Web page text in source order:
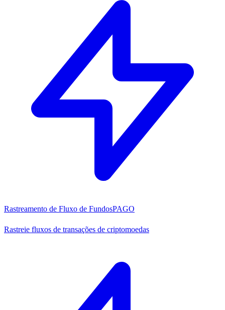
Rastreamento de Fluxo de FundosPAGO
Rastreie fluxos de transações de criptomoedas